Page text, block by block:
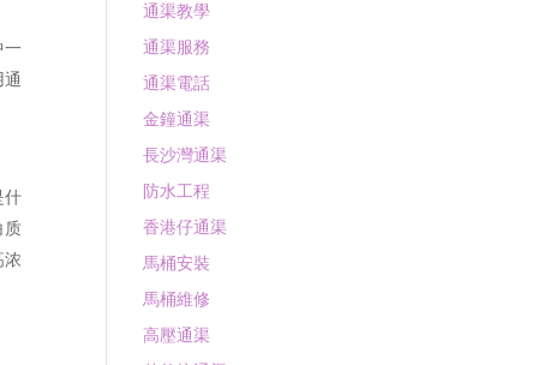
一
什
质
浓
通渠教學
通渠服務
通渠電話
金鐘通渠
長沙灣通渠
防水工程
香港仔通渠
馬桶安裝
馬桶維修
高壓通渠